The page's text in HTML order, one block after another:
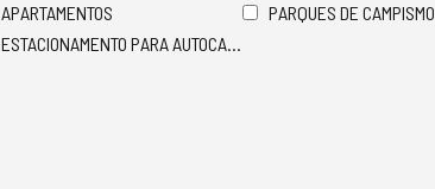
APARTAMENTOS PARQUES DE CAMPISMO
ESTACIONAMENTO PARA AUTOCARAVANAS